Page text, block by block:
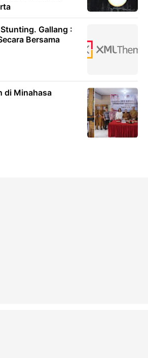
Gallang :
Bersama
di Minahasa